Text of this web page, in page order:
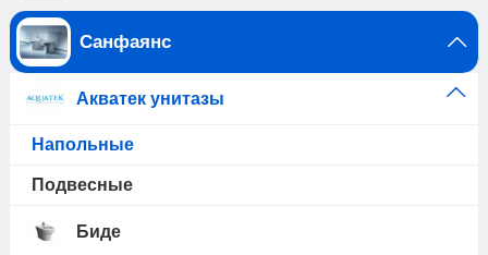
Санфаянс
Акватек унитазы
Напольные
Подвесные
Биде